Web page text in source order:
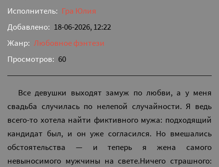
Исполнитель: Гра Юлия
Добавлено: 18-06-2026, 12:22
Жанр: Любовное фэнтези
Просмотров: 60
Все девушки выходят замуж по любви, а у меня
свадьба случилась по нелепой случайности. Я ведь
всего-то хотела найти фиктивного мужа: подходящий
кандидат был, и он уже согласился. Но вмешались
обстоятельства — и теперь я жена самого
невыносимого мужчины на свете.Ничего страшного: